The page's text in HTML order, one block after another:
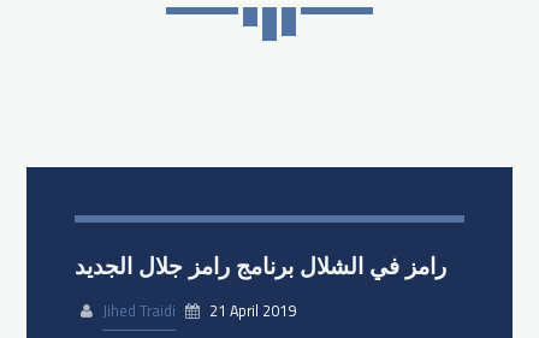
رامز في الشلال برنامج رامز جلال الجديد
Jihed Traidi
21 April 2019